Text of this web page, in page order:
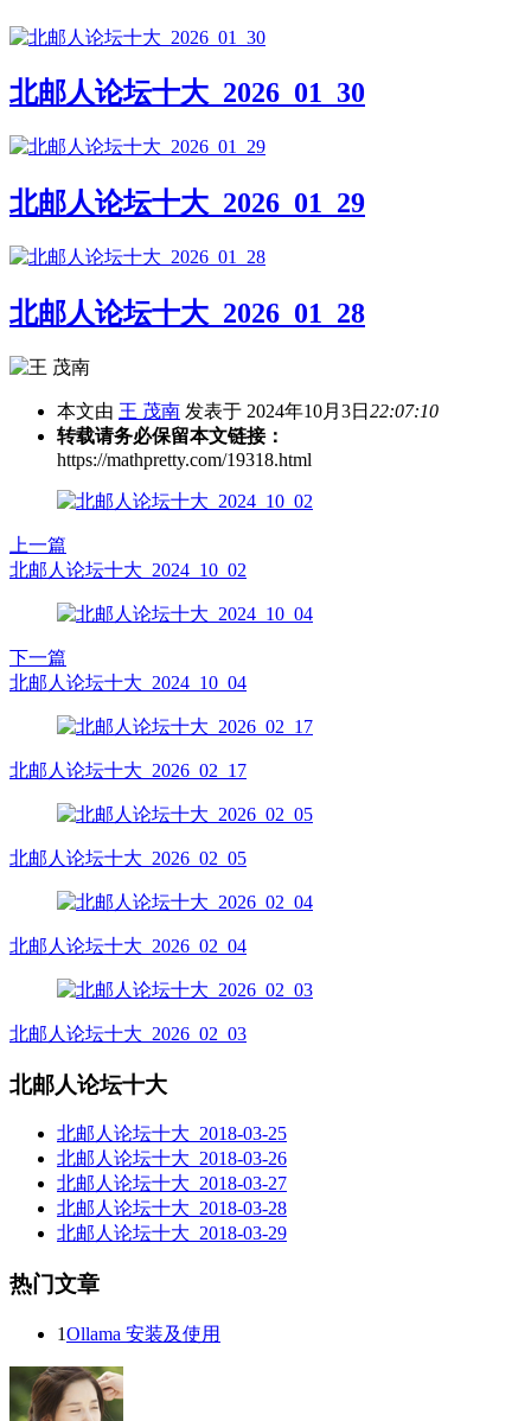
北邮人论坛十大_2026_01_30
北邮人论坛十大_2026_01_29
北邮人论坛十大_2026_01_28
本文由 王 茂南 发表于 2024年10月3日 22:07:10
转载请务必保留本文链接：
https://mathpretty.com/19318.html
上一篇
北邮人论坛十大_2024_10_02
下一篇
北邮人论坛十大_2024_10_04
北邮人论坛十大_2026_02_17
北邮人论坛十大_2026_02_05
北邮人论坛十大_2026_02_04
北邮人论坛十大_2026_02_03
北邮人论坛十大
北邮人论坛十大_2018-03-25
北邮人论坛十大_2018-03-26
北邮人论坛十大_2018-03-27
北邮人论坛十大_2018-03-28
北邮人论坛十大_2018-03-29
热门文章
1Ollama 安装及使用